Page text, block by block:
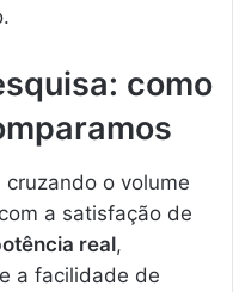
como
o volume
a satisfação de
real,
a facilidade de